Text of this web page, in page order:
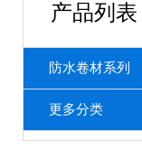
产品列表
防水卷材系列
更多分类